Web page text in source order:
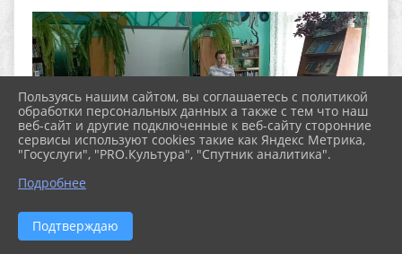
Пользуясь нашим сайтом, вы соглашаетесь с политикой
обработки персональных данных а также с тем что наш
веб-сайт и другие подключенные к веб-сайту сторонние
сервисы используют cookies такие как Яндекс Метрика,
"Госуслуги", "PRO.Культура", "Спутник аналитика".
Подробнее
Подтверждаю